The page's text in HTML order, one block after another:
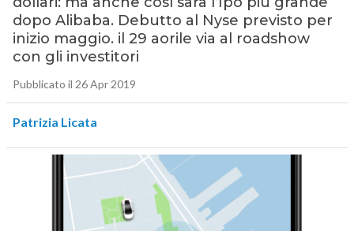
dopo Alibaba. Debutto al Nyse previsto per
inizio maggio. il 29 aorile via al roadshow
con gli investitori
Pubblicato il 26 Apr 2019
Patrizia Licata